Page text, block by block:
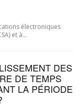
électroniques
et à…
DES
DE TEMPS
LA PÉRIODE